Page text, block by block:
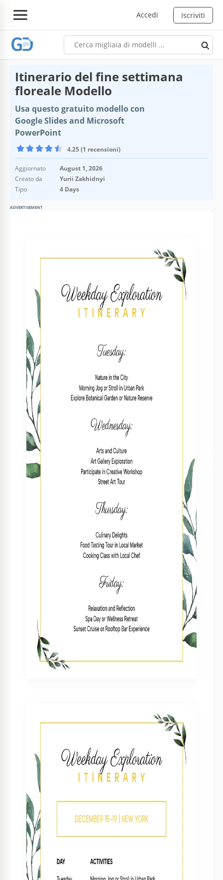
Accedi Iscriviti
Itinerario del fine settimana
floreale Modello
Usa questo gratuito modello con
Google Slides and Microsoft
PowerPoint
4.25 (1 recensioni)
Aggiornato
August 1, 2026
Creato da
Yurii Zakhidnyi
Tipo
4 Days
ADVERTISEMENT